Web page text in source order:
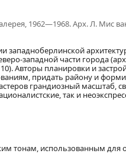
1962—1968. Арх. Л. Мис
западноберлинской
западной части города
10). Авторы планировки и
придать району и
грандиозный масштаб,
так и
тонам, использованным для